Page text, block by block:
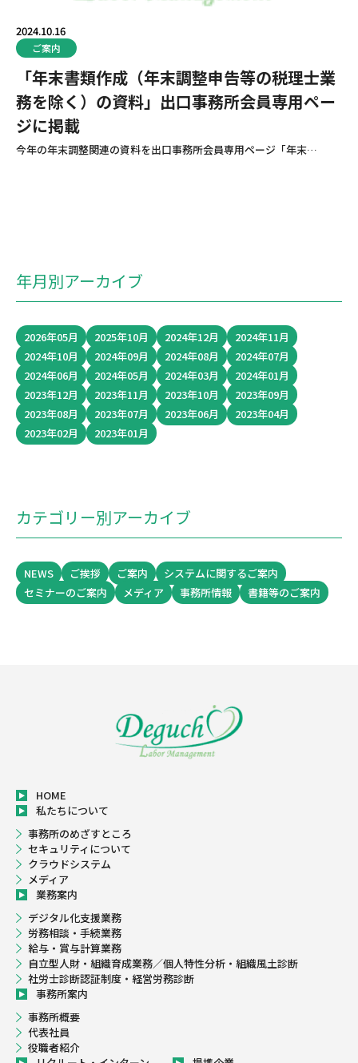
2024.10.16
ご案内
「年末書類作成（年末調整申告等の税理士業
務を除く）の資料」出口事務所会員専用ペー
ジに掲載
今年の年末調整関連の資料を出口事務所会員専用ページ「年末…
年月別アーカイブ
2026年05月 2025年10月 2024年12月
2024年11月
2024年10月
2024年09月 2024年08月
2024年07月
2024年06月
2024年05月 2024年03月
2024年01月
2023年12月
2023年11月 2023年10月
2023年09月
2023年08月
2023年07月 2023年06月
2023年04月
2023年02月
2023年01月
カテゴリー別アーカイブ
NEWS ご挨拶 ご案内
システムに関するご案内
セミナーのご案内
メディア 事務所情報 書籍等のご案内
HOME
私たちについて
事務所のめざすところ
セキュリティについて
クラウドシステム
メディア
業務案内
デジタル化支援業務
労務相談・手続業務
給与・賞与計算業務
自立型人財・組織育成業務／個人特性分析・組織風土診断
社労士診断認証制度・経営労務診断
事務所案内
事務所概要
代表社員
役職者紹介